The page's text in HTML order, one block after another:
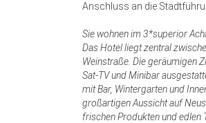
Anschluss an die
Sie wohnen im 3*superior
Das Hotel liegt zentral
Weinstraße. Die geräumigen
Sat-TV und Minibar
mit Bar, Wintergarten und
großartigen Aussicht auf
frischen Produkten und edlen